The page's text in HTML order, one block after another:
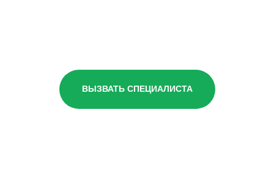
ВЫЗВАТЬ СПЕЦИАЛИСТА